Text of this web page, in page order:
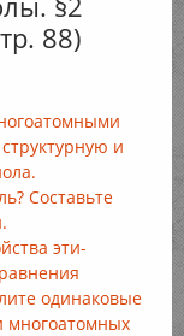
88)
и
Составьте
эти-
одинаковые
многоатомных